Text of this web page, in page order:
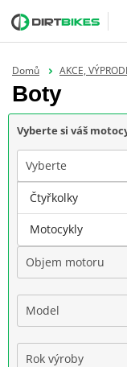
Domů AKCE,
Boty
Vyberte si váš
Vyberte
Značka
Objem motoru
Model
Rok výroby
Čtyřkolky
Motocykly